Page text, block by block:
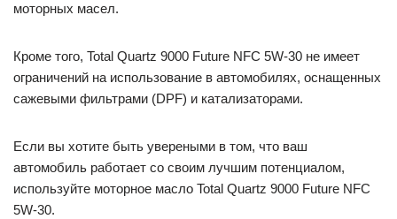
моторных масел.
Кроме того, Total Quartz 9000 Future NFC 5W-30 не имеет
ограничений на использование в автомобилях, оснащенных
сажевыми фильтрами (DPF) и катализаторами.
Если вы хотите быть увереными в том, что ваш
автомобиль работает со своим лучшим потенциалом,
используйте моторное масло Total Quartz 9000 Future NFC
5W-30.